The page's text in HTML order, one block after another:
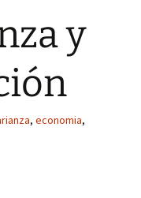
y
, economia,